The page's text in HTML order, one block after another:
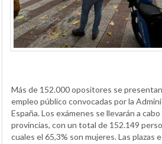
Más de 152.000 opositores se
empleo público convocadas por la
España. Los exámenes se llevarán a
provincias, con un total de 152.149
cuales el 65,3% son mujeres. Las plazas